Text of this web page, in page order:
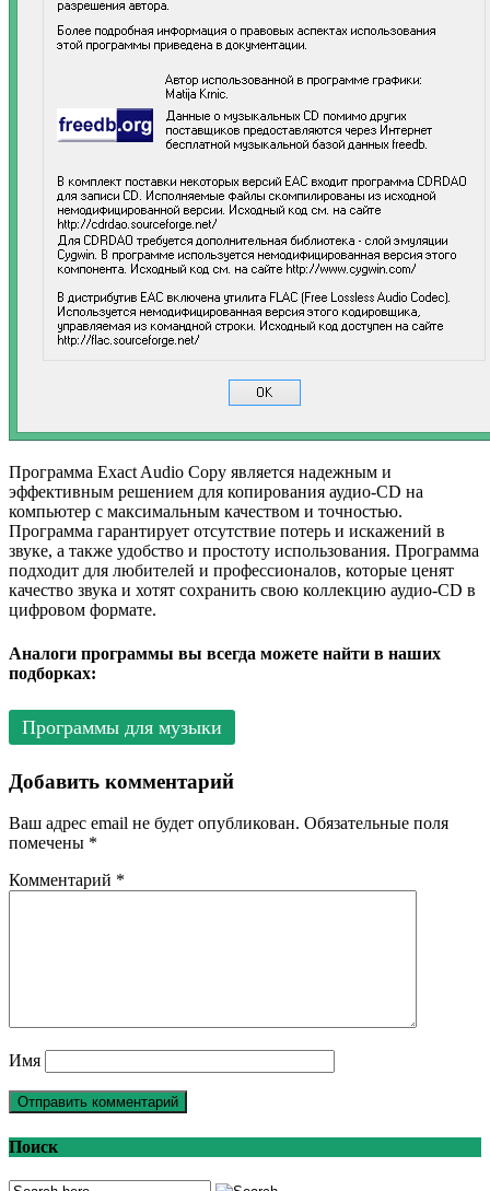
Программа Exact Audio Copy является надежным и
эффективным решением для копирования аудио-CD на
компьютер с максимальным качеством и точностью.
Программа гарантирует отсутствие потерь и искажений в
звуке, а также удобство и простоту использования. Программа
подходит для любителей и профессионалов, которые ценят
качество звука и хотят сохранить свою коллекцию аудио-CD в
цифровом формате.
Аналоги программы вы всегда можете найти в наших
подборках:
Программы для музыки
Добавить комментарий
Ваш адрес email не будет опубликован. Обязательные поля
помечены *
Комментарий *
Имя
Поиск